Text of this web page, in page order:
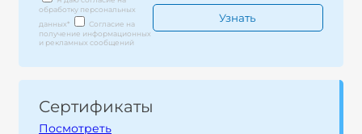
обработку персональных
данных*
Согласие на
получение информационных
и рекламных сообщений
Сертификаты
Посмотреть